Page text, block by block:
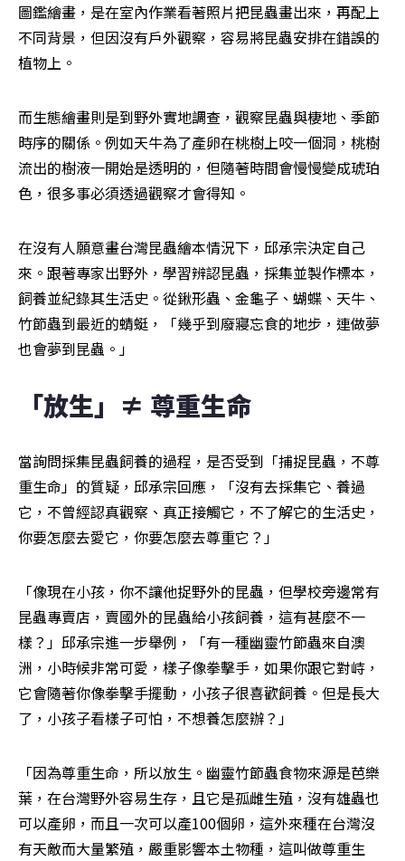
圖鑑繪畫，是在室內作業看著照片把昆蟲畫出來，再配上
不同背景，但因沒有戶外觀察，容易將昆蟲安排在錯誤的
植物上。
而生態繪畫則是到野外實地調查，觀察昆蟲與棲地、季節
時序的關係。例如天牛為了產卵在桃樹上咬一個洞，桃樹
流出的樹液一開始是透明的，但隨著時間會慢慢變成琥珀
色，很多事必須透過觀察才會得知。
在沒有人願意畫台灣昆蟲繪本情況下，邱承宗決定自己
來。跟著專家出野外，學習辨認昆蟲，採集並製作標本，
飼養並紀錄其生活史。從鍬形蟲、金龜子、蝴蝶、天牛、
竹節蟲到最近的蜻蜓，「幾乎到廢寢忘食的地步，連做夢
也會夢到昆蟲。」
「放生」≠ 尊重生命
當詢問採集昆蟲飼養的過程，是否受到「捕捉昆蟲，不尊
重生命」的質疑，邱承宗回應，「沒有去採集它、養過
它，不曾經認真觀察、真正接觸它，不了解它的生活史，
你要怎麼去愛它，你要怎麼去尊重它？」
「像現在小孩，你不讓他捉野外的昆蟲，但學校旁邊常有
昆蟲專賣店，賣國外的昆蟲給小孩飼養，這有甚麼不一
樣？」邱承宗進一步舉例，「有一種幽靈竹節蟲來自澳
洲，小時候非常可愛，樣子像拳擊手，如果你跟它對峙，
它會隨著你像拳擊手擺動，小孩子很喜歡飼養。但是長大
了，小孩子看樣子可怕，不想養怎麼辦？」
「因為尊重生命，所以放生。幽靈竹節蟲食物來源是芭樂
葉，在台灣野外容易生存，且它是孤雌生殖，沒有雄蟲也
可以產卵，而且一次可以產100個卵，這外來種在台灣沒
有天敵而大量繁殖，嚴重影響本土物種，這叫做尊重生